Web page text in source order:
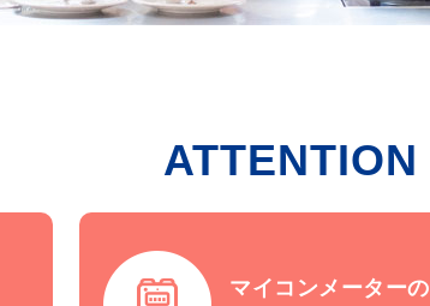
ATTENTION
マイコンメーターの